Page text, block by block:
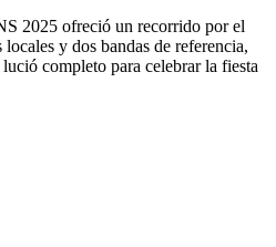
2025 ofreció un recorrido por el
y dos bandas de referencia,
completo para celebrar la fiesta